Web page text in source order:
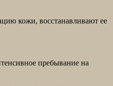
кожи, восстанавливают ее
пребывание на